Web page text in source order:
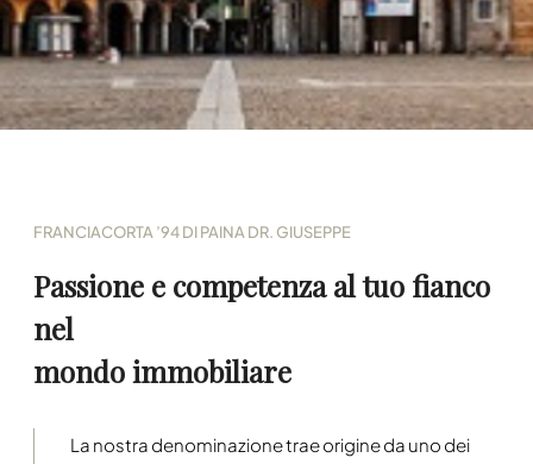
FRANCIACORTA ’94 DI PAINA DR. GIUSEPPE
Passione e competenza al tuo fianco
nel
mondo immobiliare
La nostra denominazione trae origine da uno dei